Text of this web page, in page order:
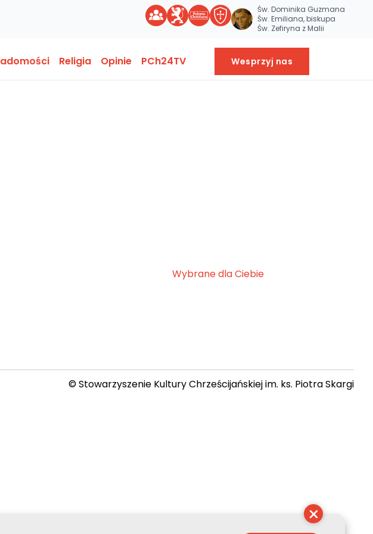
Św. Dominika Guzmana
Św. Emiliana, biskupa
Św. Zefiryna z Malii
Religia Opinie PCh24TV Wesprzyj nas
Wybrane dla Ciebie
© Stowarzyszenie Kultury Chrześcijańskiej im. ks. Piotra Skargi
×